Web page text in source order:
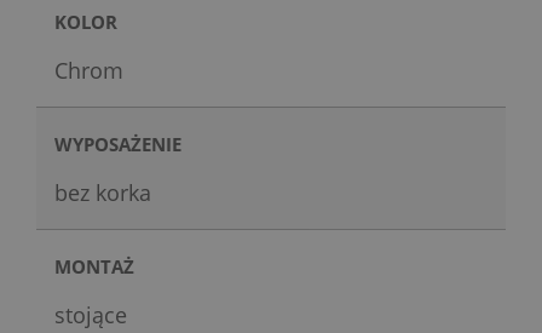
KOLOR
Chrom
WYPOSAŻENIE
bez korka
MONTAŻ
stojące